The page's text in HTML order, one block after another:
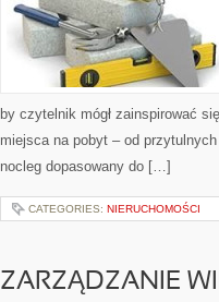
by czytelnik mógł zainspirować
miejsca na pobyt – od
nocleg dopasowany do […]
CATEGORIES: NIERUCHOMOŚCI
ZARZĄDZANIE